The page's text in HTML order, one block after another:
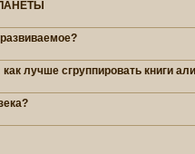
лучше сгруппировать книги